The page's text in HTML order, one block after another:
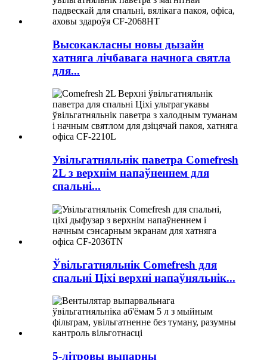
Высокакласны новы дызайн
хатняга лічбавага начнога святла
для...
Увільгатняльнік паветра Comefresh
2L з верхнім напаўненнем для
спальні...
Ўвільгатняльнік Comefresh для
спальні Ціхі верхні напаўняльнік...
5-літровы выпарны